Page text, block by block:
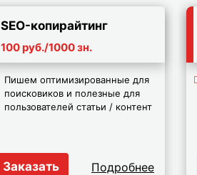
SEO-копирайтинг
100 руб./1000 зн.
Пишем оптимизированные для
поисковиков и полезные для
пользователей статьи / контент
Заказать Подробнее